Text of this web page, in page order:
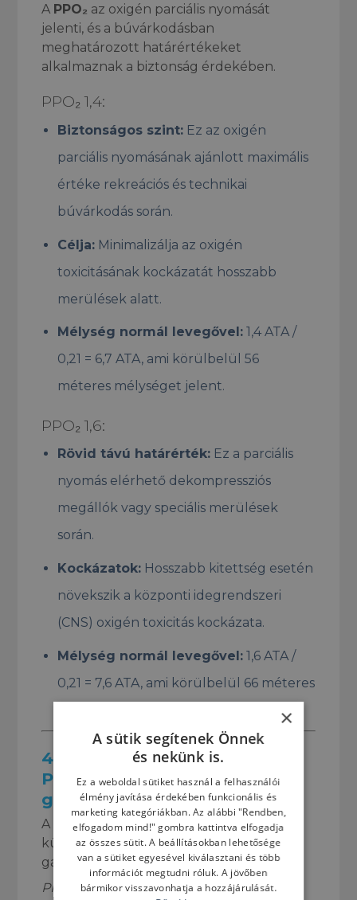
A PPO₂ az oxigén parciális nyomását
jelenti, és a búvárkodásban
meghatározott határértékeket
alkalmaznak a biztonság érdekében.
PPO₂ 1,4:
Biztonságos szint: Ez az oxigén
parciális nyomásának ajánlott maximális
értéke rekreációs és technikai
búvárkodás során.
Célja: Minimalizálja az oxigén
toxicitásának kockázatát hosszabb
merülések alatt.
Mélység normál levegővel: 1,4 ATA /
0,21 = 6,7 ATA, ami körülbelül 56
méteres mélységet jelent.
PPO₂ 1,6:
Rövid távú határérték: Ez a parciális
nyomás elérhető dekompressziós
megállók vagy speciális merülések
során.
Kockázatok: Hosszabb kitettség esetén
növekszik a központi idegrendszeri
(CNS) oxigén toxicitás kockázata.
Mélység normál levegővel: 1,6 ATA /
0,21 = 7,6 ATA, ami körülbelül 66 méteres
4.
Hogyan számítsuk ki a
PPO₂-t a különböző
gázkeverékeknél?
A PPO₂ kiszámítása kulcsfontosságú,
különösen akkor, ha nitroxot vagy más
gázkeverékeket használunk. A képlet:
PPO₂ = Pösszes× Oxigén aránya (FO₂)
×
A sütik segítenek Önnek
és nekünk is.
Ez a weboldal sütiket használ a felhasználói
élmény javítása érdekében funkcionális és
marketing kategóriákban. Az alábbi "Rendben,
elfogadom mind!" gombra kattintva elfogadja
az összes sütit. A beállításokban lehetősége
van a sütiket egyesével kiválasztani és több
információt megtudni róluk. A jövőben
bármikor visszavonhatja a hozzájárulását.